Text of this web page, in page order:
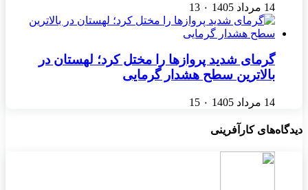
14 مرداد 1405 ۰ 13
گرمای شدید پروازها را مختل کرد؛ لهستان در
بالاترین سطح هشدار گرمایی
14 مرداد 1405 ۰ 15
دیدگاه‌های کارآفرینی